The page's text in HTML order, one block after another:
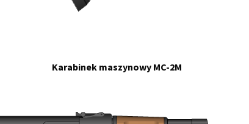
Karabinek maszynowy MC-2M